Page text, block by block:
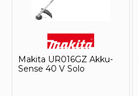
Makita UR016GZ Akku-
Sense 40 V Solo